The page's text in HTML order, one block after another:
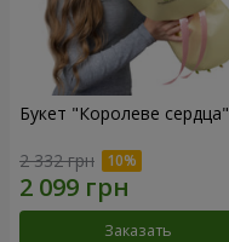
Букет "Королеве сердца"
2 332 грн
Заказать